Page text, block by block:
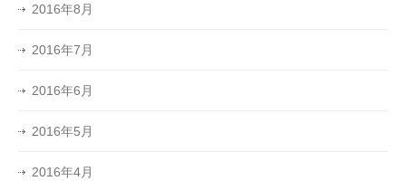
2016年8月
2016年7月
2016年6月
2016年5月
2016年4月